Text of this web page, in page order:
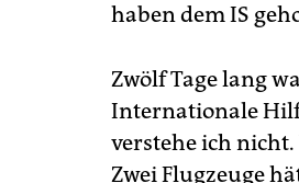
haben dem IS
Zwölf Tage lang
Internationale
verstehe ich
Zwei Flugzeuge